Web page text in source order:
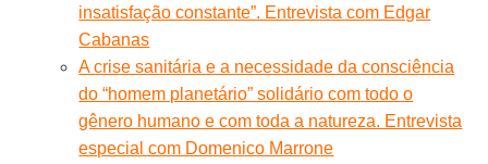
insatisfação constante”. Entrevista com Edgar
Cabanas
A crise sanitária e a necessidade da consciência
do “homem planetário” solidário com todo o
gênero humano e com toda a natureza. Entrevista
especial com Domenico Marrone